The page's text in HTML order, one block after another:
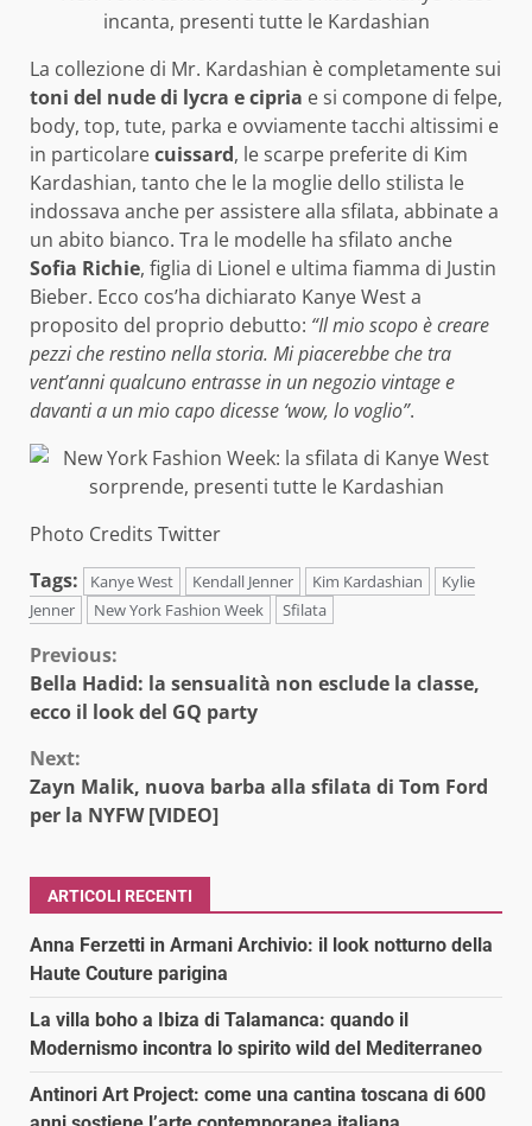
La collezione di Mr. Kardashian è completamente sui
toni del nude di lycra e cipria e si compone di felpe,
body, top, tute, parka e ovviamente tacchi altissimi e
in particolarecuissard, le scarpe preferite di Kim
Kardashian, tanto che le la moglie dello stilista le
indossava anche per assistere alla sfilata, abbinate a
un abito bianco. Tra le modelle ha sfilato anche
Sofia Richie, figlia di Lionel e ultima fiamma di Justin
Bieber. Ecco cos’ha dichiarato Kanye West a
proposito del proprio debutto: “Il mio scopo è creare
pezzi che restino nella storia. Mi piacerebbe che tra
vent’anni qualcuno entrasse in un negozio vintage e
davanti a un mio capo dicesse ‘wow, lo voglio”.
Photo Credits Twitter
Tags:
Kanye West Kendall Jenner Kim Kardashian
Kylie
Jenner
New York Fashion Week Sfilata
Continue
Reading
Previous:
Bella Hadid: la sensualità non esclude la classe,
ecco il look del GQ party
Next:
Zayn Malik, nuova barba alla sfilata di Tom Ford
per la NYFW [VIDEO]
ARTICOLI RECENTI
Anna Ferzetti in Armani Archivio: il look notturno della
Haute Couture parigina
La villa boho a Ibiza di Talamanca: quando il
Modernismo incontra lo spirito wild del Mediterraneo
Antinori Art Project: come una cantina toscana di 600